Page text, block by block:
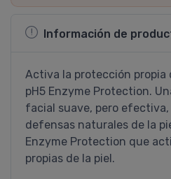
Información de
Activa la protección propia
pH5 Enzyme Protection.
facial suave, pero
defensas naturales de la
Enzyme Protection que
propias de la piel.